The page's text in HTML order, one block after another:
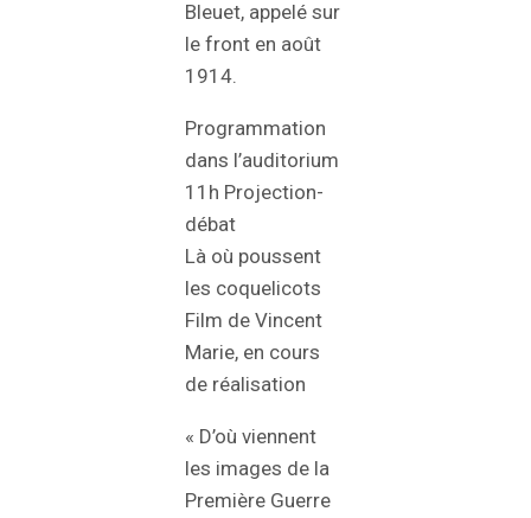
Bleuet, appelé sur
le front en août
1914.
Programmation
dans l’auditorium
11h Projection-
débat
Là où poussent
les coquelicots
Film de Vincent
Marie, en cours
de réalisation
« D’où viennent
les images de la
Première Guerre